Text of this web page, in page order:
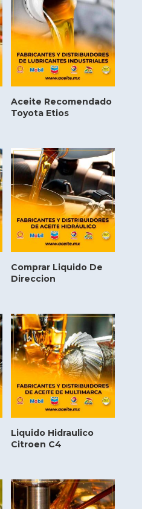
Aceite Recomendado
Toyota Etios
Comprar Liquido De
Direccion
Liquido Hidraulico
Citroen C4